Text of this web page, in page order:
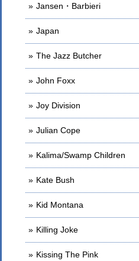
Jansen・Barbieri
Japan
The Jazz Butcher
John Foxx
Joy Division
Julian Cope
Kalima/Swamp Children
Kate Bush
Kid Montana
Killing Joke
Kissing The Pink